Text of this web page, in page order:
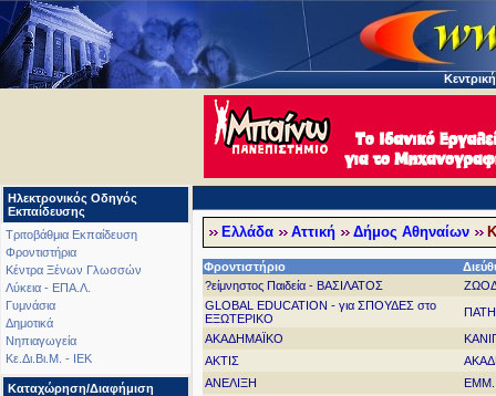
Ηλεκτρονικός Οδηγός
Εκπαίδευσης
Τριτοβάθμια Εκπαίδευση
Φροντιστήρια
Κέντρα Ξένων Γλωσσών
Λύκεια - ΕΠΑ.Λ.
Γυμνάσια
Δημοτικά
Νηπιαγωγεία
Κε.Δι.Βι.Μ. - ΙΕΚ
Καταχώρηση/Διαφήμιση
Ελλάδα Αττική Δήμος Αθηναίων
Φροντιστήριο
?είμνηστος Παιδεία - ΒΑΣΙΛΑΤΟΣ
GLOBAL EDUCATION - για ΣΠΟΥΔΕΣ στο
ΕΞΩΤΕΡΙΚΟ
ΑΚΑΔΗΜΑΪΚΟ
ΑΚΤΙΣ
ΑΝΕΛΙΞΗ
ΕΜΜ.